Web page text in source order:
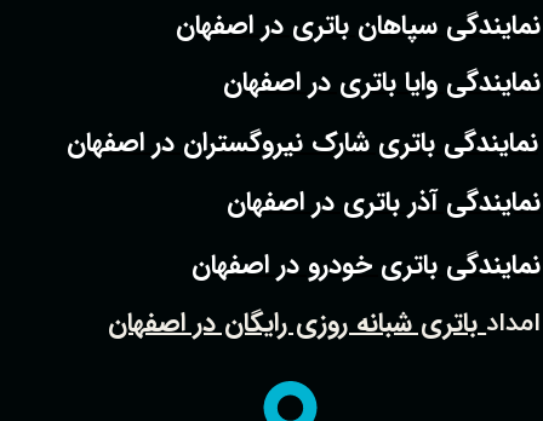
نمایندگی سپاهان باتری در اصفهان
نمایندگی وایا باتری در اصفهان
نمایندگی آذر باتری در اصفهان
نمایندگی باتری شارک نیروگستران در اصفهان
نمایندگی باتری خودرو در اصفهان
امدادباتری شبانه روزی رایگان در اصفهان